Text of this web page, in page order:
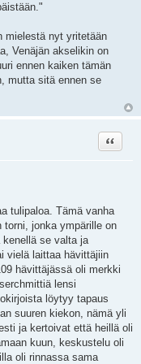
mielestä nyt yritetään
Venäjän akselikin on
ennen kaiken tämän
mutta sitä ennen se
Lainaa
tulipaloa. Tämä vanha
torni, jonka ympärille on
se valta ja
vielä laittaa hävittäjiin
hävittäjässä oli merkki
lensi
löytyy tapaus
suuren kiekon, nämä yli
ja kertoivat että heillä oli
kuun, keskustelu oli
oli rinnassa sama